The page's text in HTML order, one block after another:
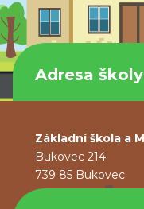
Adresa školy
Základní škola a
Bukovec 214
739 85 Bukovec